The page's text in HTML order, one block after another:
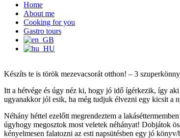
Home
About me
Cooking for you
Gastro tours
Készíts te is török mezevacsorát otthon! – 3
Itt a hétvége és úgy néz ki, hogy jó idő ígérkezik, így
ugyanakkor jól esik, ha még tudjuk élvezni egy kicsit a
Néhány héttel ezelőtt megrendeztem a
úgyhogy megosztok most veletek néhányat! Dobjátok
kényelmesen falatozni az esti napsütésben egy jó